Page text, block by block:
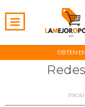
OBTEN
Inicio